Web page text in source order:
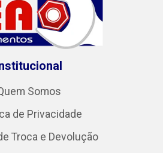
Somos
de Privacidade
Troca e Devolução